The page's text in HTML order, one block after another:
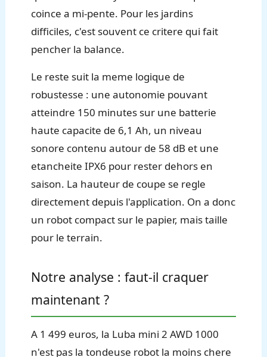
coince a mi-pente. Pour les jardins
difficiles, c'est souvent ce critere qui fait
pencher la balance.
Le reste suit la meme logique de
robustesse : une autonomie pouvant
atteindre 150 minutes sur une batterie
haute capacite de 6,1 Ah, un niveau
sonore contenu autour de 58 dB et une
etancheite IPX6 pour rester dehors en
saison. La hauteur de coupe se regle
directement depuis l'application. On a donc
un robot compact sur le papier, mais taille
pour le terrain.
Notre analyse : faut-il craquer
maintenant ?
A 1 499 euros, la Luba mini 2 AWD 1000
n'est pas la tondeuse robot la moins chere